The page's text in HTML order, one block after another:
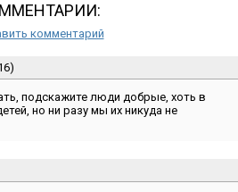
комментарий
подскажите люди добрые, хоть в
но ни разу мы их никуда не